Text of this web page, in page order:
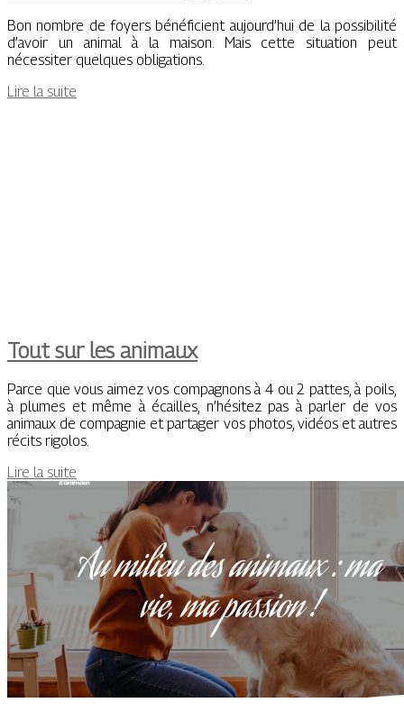
Bon nombre de foyers bénéficient aujourd’hui de la possibilité
d’avoir un animal à la maison. Mais cette situation peut
nécessiter quelques obligations.
Lire la suite
Tout sur les animaux
Parce que vous aimez vos compagnons à 4 ou 2 pattes, à poils,
à plumes et même à écailles, n’hésitez pas à parler de vos
animaux de compagnie et partager vos photos, vidéos et autres
récits rigolos.
Lire la suite